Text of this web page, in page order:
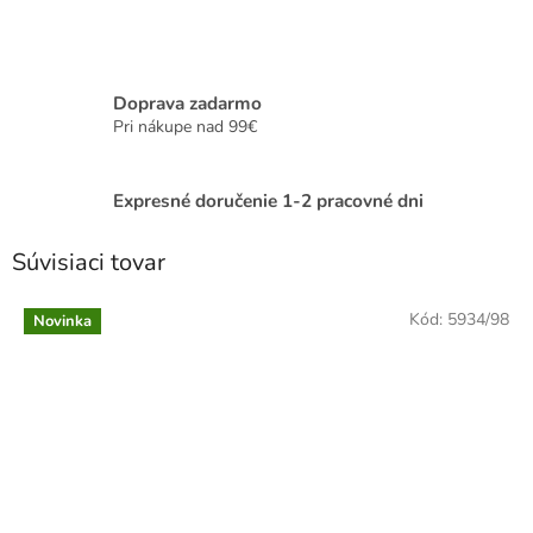
Doprava zadarmo
Pri nákupe nad 99€
Expresné doručenie 1-2 pracovné dni
Súvisiaci tovar
Novinka Kód: 5934/98